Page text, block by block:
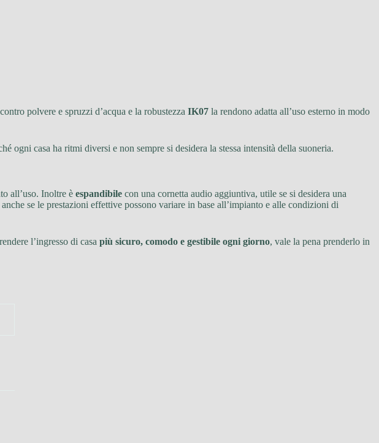
contro polvere e spruzzi d’acqua e la robustezza IK07 la rendono adatta all’uso esterno in modo
ogni casa ha ritmi diversi e non sempre si desidera la stessa intensità della suoneria.
all’uso. Inoltre è espandibile con una cornetta audio aggiuntiva, utile se si desidera una
se le prestazioni effettive possono variare in base all’impianto e alle condizioni di
l’ingresso di casa più sicuro, comodo e gestibile ogni giorno, vale la pena prenderlo in